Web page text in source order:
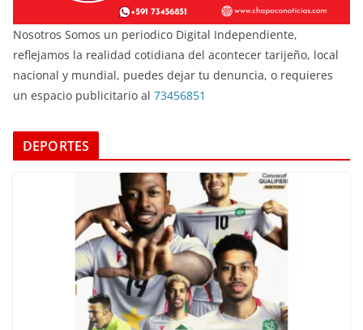
Nosotros Somos un periodico Digital Independiente,
reflejamos la realidad cotidiana del acontecer tarijeño, local
nacional y mundial, puedes dejar tu denuncia, o requieres
un espacio publicitario al 73456851
DEPORTES